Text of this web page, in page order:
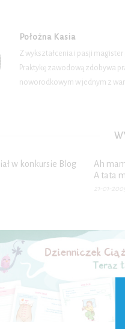
Położna Kasia
Z wykształcenia i pasji
Praktykę zawodową zdobywa
noworodkowym w jednym z
w konkursie Blog
Ah
A tata
21-01-2009